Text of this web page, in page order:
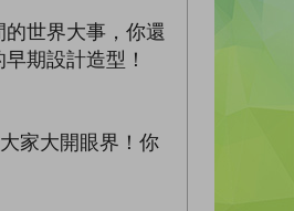
世界大事，你還
期設計造型！
家大開眼界！你